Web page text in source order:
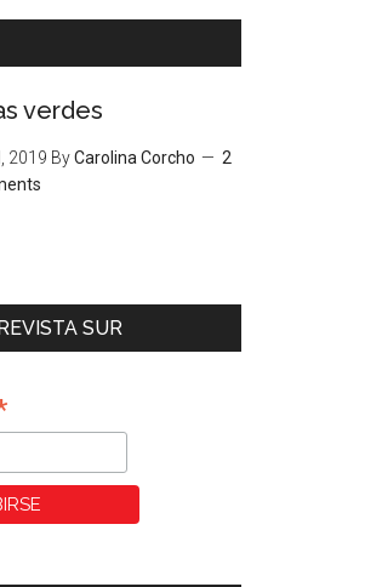
verdes
2019 ByCarolina Corcho
2
SUR